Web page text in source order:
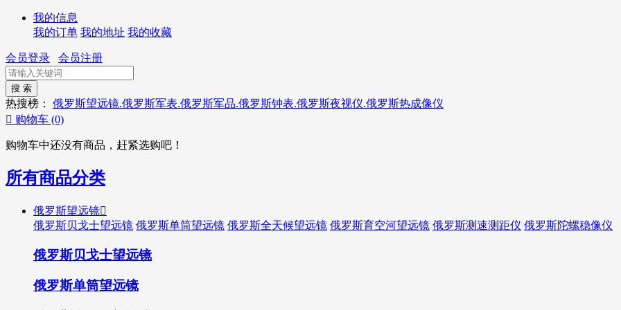
我的信息
我的订单 我的地址 我的收藏
会员登录 会员注册
热搜榜：
俄罗斯望远镜.俄罗斯军表.俄罗斯军品.俄罗斯钟表.俄罗斯夜视仪.俄罗斯热成像仪
 购物车 (0)
购物车中还没有商品，赶紧选购吧！
所有商品分类
俄罗斯望远镜
俄罗斯贝戈士望远镜 俄罗斯单筒望远镜 俄罗斯全天候望远镜 俄罗斯育空河望远镜 俄罗斯测速测距仪 俄罗斯陀螺稳像仪
俄罗斯贝戈士望远镜
俄罗斯单筒望远镜